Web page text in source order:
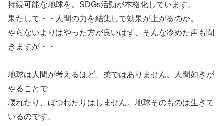
持続可能な地球を。SDGs活動が本格化しています。
果たして・・人間の力を結集して効果が上がるのか。
やらないよりはやった方が良いはず、そんな冷めた声も聞
きますが・・
地球は人間が考えるほど、柔ではありません。人間如きが
やることで
壊れたり、ほつれたりはしません。地球そのものは生きて
いるのです。